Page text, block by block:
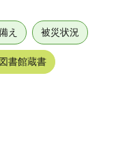
え 被災状況
書館蔵書